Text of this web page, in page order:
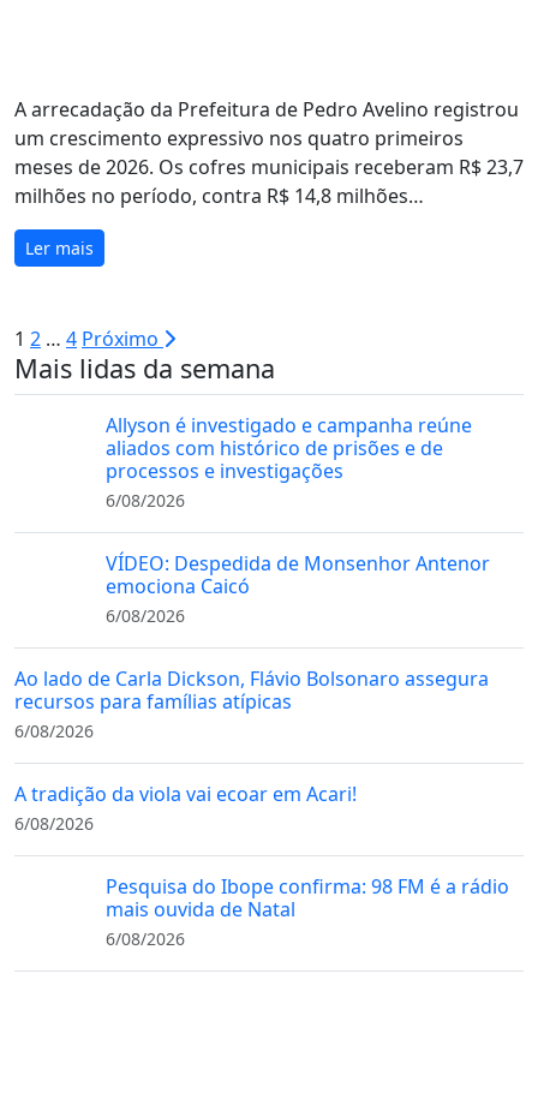
A arrecadação da Prefeitura de Pedro Avelino registrou
um crescimento expressivo nos quatro primeiros
meses de 2026. Os cofres municipais receberam R$ 23,7
milhões no período, contra R$ 14,8 milhões…
Ler mais
Paginação
de
1 2 … 4 Próximo
Mais lidas da semana
Allyson é investigado e campanha reúne
aliados com histórico de prisões e de
processos e investigações
6/08/2026
VÍDEO: Despedida de Monsenhor Antenor
emociona Caicó
6/08/2026
Ao lado de Carla Dickson, Flávio Bolsonaro assegura
recursos para famílias atípicas
6/08/2026
A tradição da viola vai ecoar em Acari!
6/08/2026
Pesquisa do Ibope confirma: 98 FM é a rádio
mais ouvida de Natal
6/08/2026